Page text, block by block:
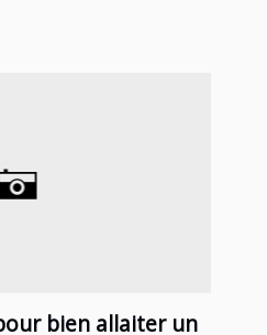
bien allaiter un